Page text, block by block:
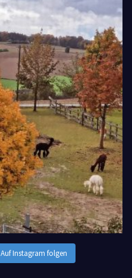
Auf Instagram folgen